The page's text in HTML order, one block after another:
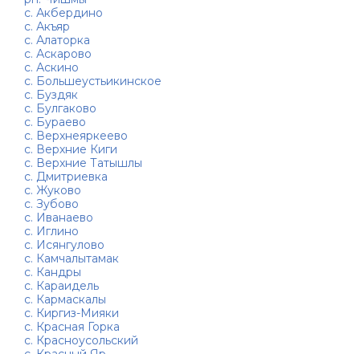
с. Акбердино
с. Акъяр
с. Алаторка
с. Аскарово
с. Аскино
с. Большеустьикинское
с. Буздяк
с. Булгаково
с. Бураево
с. Верхнеяркеево
с. Верхние Киги
с. Верхние Татышлы
с. Дмитриевка
с. Жуково
с. Зубово
с. Иванаево
с. Иглино
с. Исянгулово
с. Камчалытамак
с. Кандры
с. Караидель
с. Кармаскалы
с. Киргиз-Мияки
с. Красная Горка
с. Красноусольский